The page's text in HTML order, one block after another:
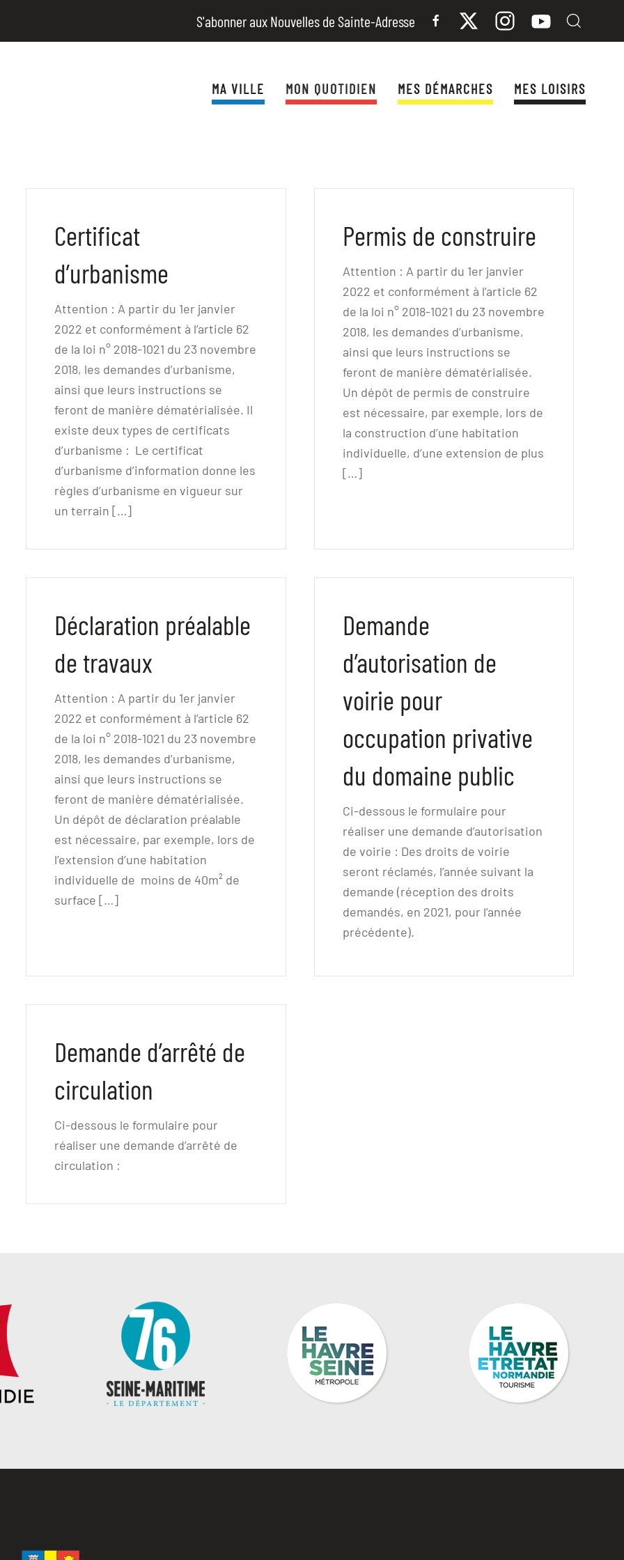
S'abonner aux Nouvelles de Sainte-Adresse
MA VILLE MON QUOTIDIEN MES DÉMARCHES MES LOISIRS
Certificat
d’urbanisme
Attention : A partir du 1er janvier
2022 et conformément à l’article 62
de la loi n° 2018-1021 du 23 novembre
2018, les demandes d’urbanisme,
ainsi que leurs instructions se
feront de manière dématérialisée. Il
existe deux types de certificats
d’urbanisme : Le certificat
d’urbanisme d’information donne les
règles d’urbanisme en vigueur sur
un terrain […]
Permis de construire
Attention : A partir du 1er janvier
2022 et conformément à l’article 62
de la loi n° 2018-1021 du 23 novembre
2018, les demandes d’urbanisme,
ainsi que leurs instructions se
feront de manière dématérialisée.
Un dépôt de permis de construire
est nécessaire, par exemple, lors de
la construction d’une habitation
individuelle, d’une extension de plus
[…]
Déclaration préalable
de travaux
Attention : A partir du 1er janvier
2022 et conformément à l’article 62
de la loi n° 2018-1021 du 23 novembre
2018, les demandes d’urbanisme,
ainsi que leurs instructions se
feront de manière dématérialisée.
Un dépôt de déclaration préalable
est nécessaire, par exemple, lors de
l’extension d’une habitation
individuelle de moins de 40m² de
surface […]
Demande
d’autorisation de
voirie pour
occupation privative
du domaine public
Ci-dessous le formulaire pour
réaliser une demande d’autorisation
de voirie : Des droits de voirie
seront réclamés, l’année suivant la
demande (réception des droits
demandés, en 2021, pour l’année
précédente).
Demande d’arrêté de
circulation
Ci-dessous le formulaire pour
réaliser une demande d’arrêté de
circulation :